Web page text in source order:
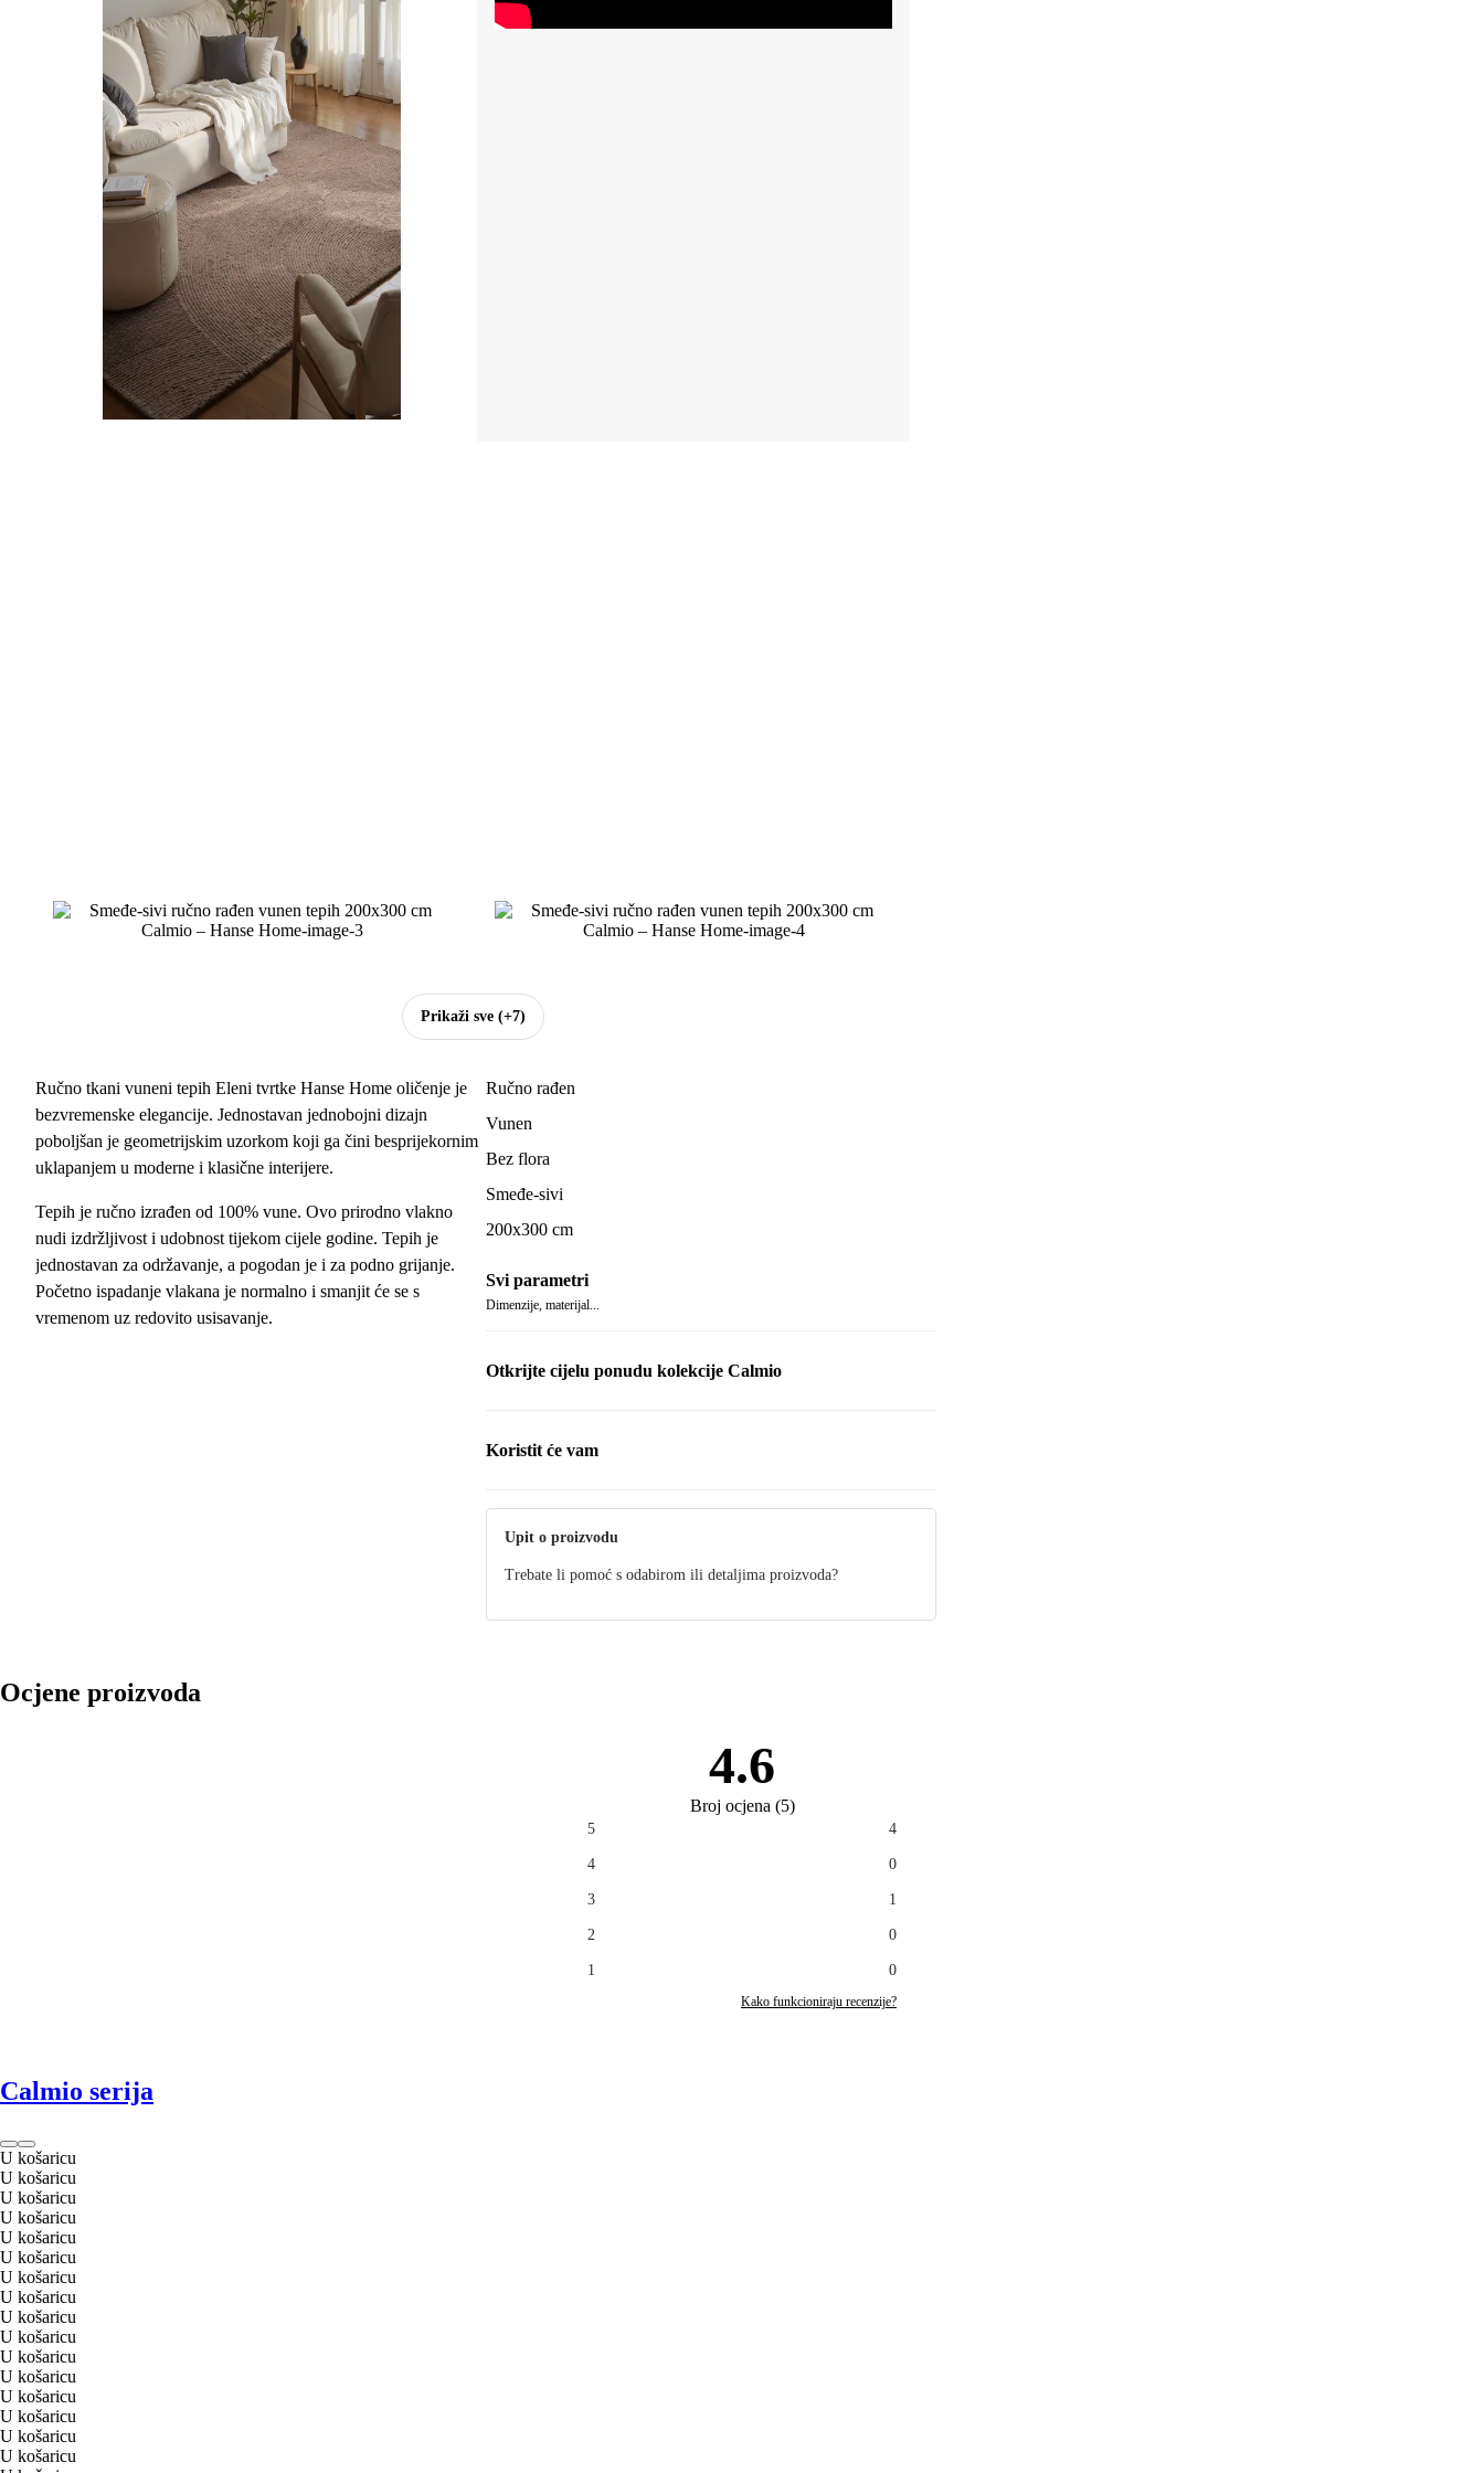
Prikaži sve(+7)
Ručno tkani vuneni tepih Eleni tvrtke Hanse Home oličenje je
bezvremenske elegancije. Jednostavan jednobojni dizajn
poboljšan je geometrijskim uzorkom koji ga čini besprijekornim
uklapanjem u moderne i klasične interijere.
Tepih je ručno izrađen od 100% vune. Ovo prirodno vlakno
nudi izdržljivost i udobnost tijekom cijele godine. Tepih je
jednostavan za održavanje, a pogodan je i za podno grijanje.
Početno ispadanje vlakana je normalno i smanjit će se s
vremenom uz redovito usisavanje.
Ručno rađen
Vunen
Bez flora
Smeđe-sivi
200x300 cm
Svi parametri
Dimenzije, materijal...
Otkrijte cijelu ponudu kolekcije Calmio
Koristit će vam
Upit o proizvodu
Trebate li pomoć s odabirom ili detaljima proizvoda?
Ocjene proizvoda
4.6
Broj ocjena (5)
5 4
4 0
3 1
2 0
1 0
Kako funkcioniraju recenzije?
Calmio serija
U košaricu
U košaricu
U košaricu
U košaricu
U košaricu
U košaricu
U košaricu
U košaricu
U košaricu
U košaricu
U košaricu
U košaricu
U košaricu
U košaricu
U košaricu
U košaricu